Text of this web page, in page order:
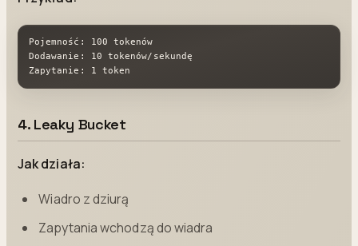
Pojemność: 100 tokenów
Dodawanie: 10 tokenów/sekundę
Zapytanie: 1 token
4. Leaky Bucket
Jak działa:
Wiadro z dziurą
Zapytania wchodzą do wiadra